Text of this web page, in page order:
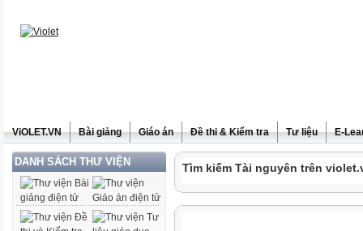
ViOLET.VN Bài giảng Giáo án Đề thi & Kiểm tra Tư liệu E-
DANH SÁCH THƯ VIỆN Tìm kiếm Tài nguyên trên